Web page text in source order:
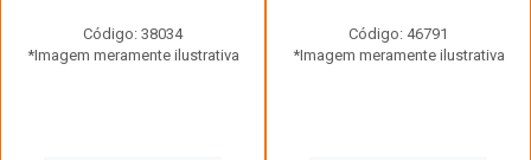
Código: 38034
*Imagem meramente ilustrativa
Código: 46791
*Imagem meramente ilustrativa